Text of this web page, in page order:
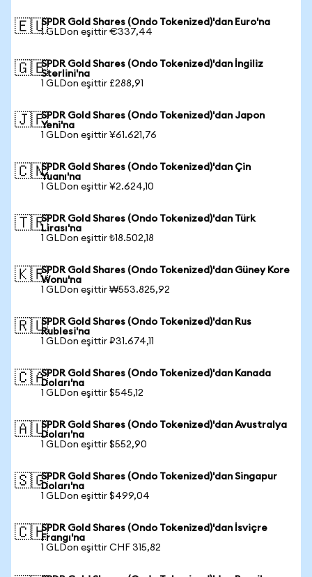
🇪🇺SPDR Gold Shares (Ondo Tokenized)'dan Euro'na
1 GLDon eşittir €337,44
🇬🇧SPDR Gold Shares (Ondo Tokenized)'dan İngiliz
Sterlini'na
1 GLDon eşittir £288,91
🇯🇵SPDR Gold Shares (Ondo Tokenized)'dan Japon
Yeni'na
1 GLDon eşittir ¥61.621,76
🇨🇳SPDR Gold Shares (Ondo Tokenized)'dan Çin
Yuanı'na
1 GLDon eşittir ¥2.624,10
🇹🇷SPDR Gold Shares (Ondo Tokenized)'dan Türk
Lirası'na
1 GLDon eşittir ₺18.502,18
🇰🇷SPDR Gold Shares (Ondo Tokenized)'dan Güney Kore
Wonu'na
1 GLDon eşittir ₩553.825,92
🇷🇺SPDR Gold Shares (Ondo Tokenized)'dan Rus
Rublesi'na
1 GLDon eşittir ₽31.674,11
🇨🇦SPDR Gold Shares (Ondo Tokenized)'dan Kanada
Doları'na
1 GLDon eşittir $545,12
🇦🇺SPDR Gold Shares (Ondo Tokenized)'dan Avustralya
Doları'na
1 GLDon eşittir $552,90
🇸🇬SPDR Gold Shares (Ondo Tokenized)'dan Singapur
Doları'na
1 GLDon eşittir $499,04
🇨🇭SPDR Gold Shares (Ondo Tokenized)'dan İsviçre
Frangı'na
1 GLDon eşittir CHF 315,82